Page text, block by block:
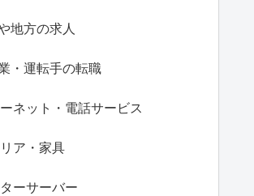
地方の求人
・運転手の転職
ネット・電話サービス
ア・家具
ーサーバー